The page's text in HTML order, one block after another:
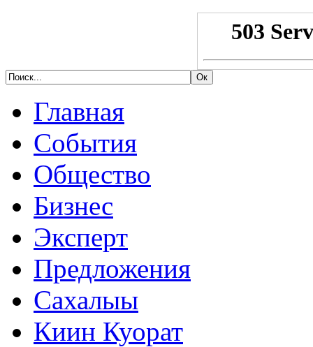
Главная
События
Общество
Бизнес
Эксперт
Предложения
Сахалыы
Киин Куорат